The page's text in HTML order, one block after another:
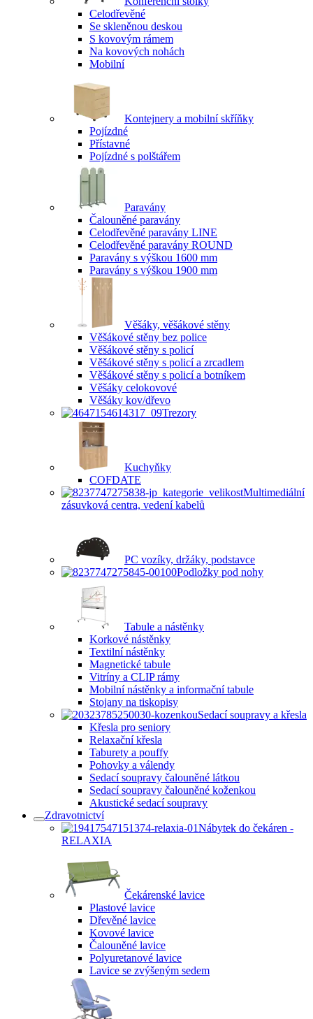
Celodřevěné
Se skleněnou deskou
S kovovým rámem
Na kovových nohách
Mobilní
Kontejnery a mobilní skříňky
Pojízdné
Přístavné
Pojízdné s polštářem
Paravány
Čalouněné paravány
Celodřevěné paravány LINE
Celodřevěné paravány ROUND
Paravány s výškou 1600 mm
Paravány s výškou 1900 mm
Věšáky, věšákové stěny
Věšákové stěny bez police
Věšákové stěny s policí
Věšákové stěny s policí a zrcadlem
Věšákové stěny s policí a botníkem
Věšáky celokovové
Věšáky kov/dřevo
Trezory
Kuchyňky
COFDATE
Multimediální
zásuvková centra, vedení kabelů
PC vozíky, držáky, podstavce
Podložky pod nohy
Tabule a nástěnky
Korkové nástěnky
Textilní nástěnky
Magnetické tabule
Vitríny a CLIP rámy
Mobilní nástěnky a informační tabule
Stojany na tiskopisy
Sedací soupravy a křesla
Křesla pro seniory
Relaxační křesla
Taburety a pouffy
Pohovky a válendy
Sedací soupravy čalouněné látkou
Sedací soupravy čalouněné koženkou
Akustické sedací soupravy
Zdravotnictví
Nábytek do čekáren -
RELAXIA
Čekárenské lavice
Plastové lavice
Dřevěné lavice
Kovové lavice
Čalouněné lavice
Polyuretanové lavice
Lavice se zvýšeným sedem